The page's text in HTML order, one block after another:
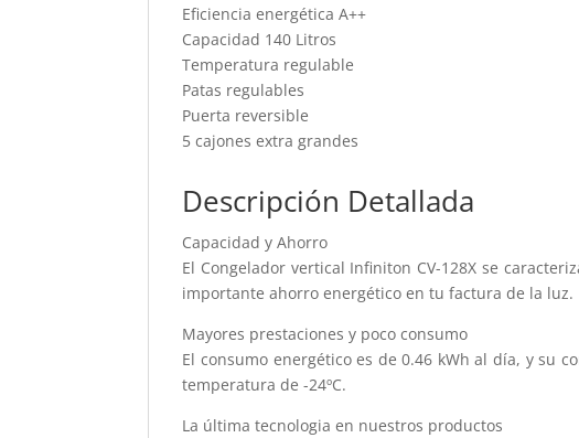
Eficiencia energética A++
Capacidad 140 Litros
Temperatura regulable
Patas regulables
Puerta reversible
5 cajones extra grandes
Descripción Detallada
Capacidad y Ahorro
El Congelador vertical Infiniton CV-128X se
importante ahorro energético en tu factura de la luz.
Mayores prestaciones y poco consumo
El consumo energético es de 0.46 kWh al día, y su
temperatura de -24ºC.
La última tecnologia en nuestros productos